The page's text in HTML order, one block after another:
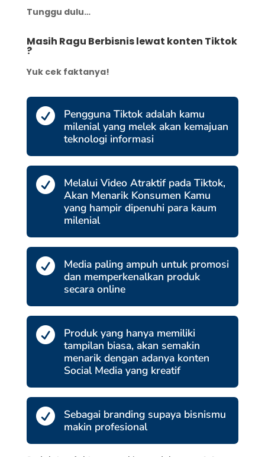
Tunggu dulu…
Masih Ragu Berbisnis lewat konten Tiktok
?
Yuk cek faktanya!

Pengguna Tiktok adalah kamu
milenial yang melek akan kemajuan
teknologi informasi

Melalui Video Atraktif pada Tiktok,
Akan Menarik Konsumen Kamu
yang hampir dipenuhi para kaum
milenial

Media paling ampuh untuk promosi
dan memperkenalkan produk
secara online

Produk yang hanya memiliki
tampilan biasa, akan semakin
menarik dengan adanya konten
Social Media yang kreatif

Sebagai branding supaya bisnismu
makin profesional